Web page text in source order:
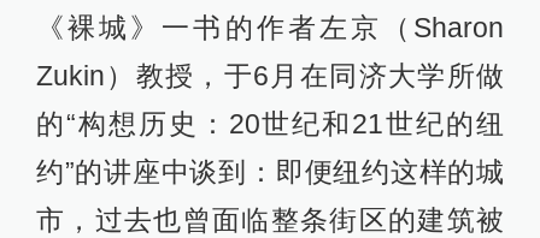
《裸城》一书的作者左京（Sharon
Zukin）教授，于6月在同济大学所做
的“构想历史：20世纪和21世纪的纽
约”的讲座中谈到：即便纽约这样的城
市，过去也曾面临整条街区的建筑被